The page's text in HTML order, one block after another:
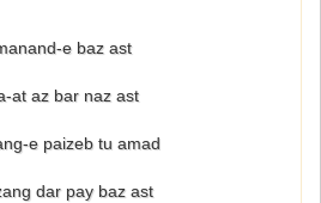
e baz ast
at az bar naz ast
e paizeb tu amad
dar pay baz ast